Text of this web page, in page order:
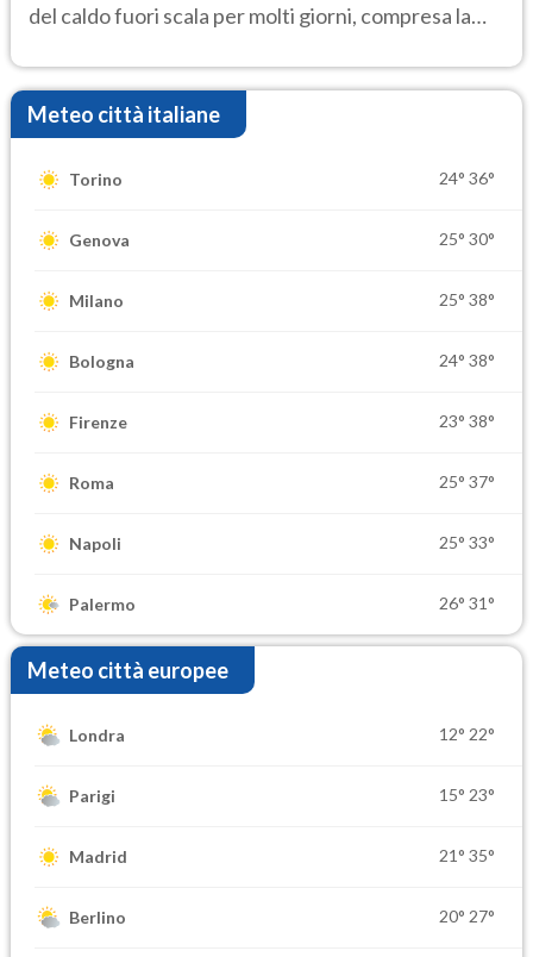
del caldo fuori scala per molti giorni, compresa la
Meteo città italiane
Torino 24° 36°
Genova 25° 30°
Milano 25° 38°
Bologna 24° 38°
Firenze 23° 38°
Roma 25° 37°
Napoli 25° 33°
Palermo 26° 31°
Meteo città europee
Londra 12° 22°
Parigi 15° 23°
Madrid 21° 35°
Berlino 20° 27°